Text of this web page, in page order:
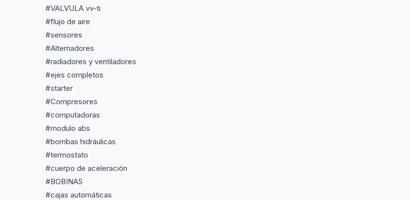
#VALVULA vv-ti
#flujo de aire
#sensores
#Alternadores
#radiadores y ventiladores
#ejes completos
#starter
#Compresores
#computadoras
#modulo abs
#bombas hidráulicas
#termostato
#cuerpo de aceleración
#BOBINAS
#cajas automáticas